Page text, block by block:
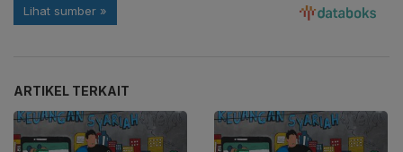
ARTIKEL TERKAIT